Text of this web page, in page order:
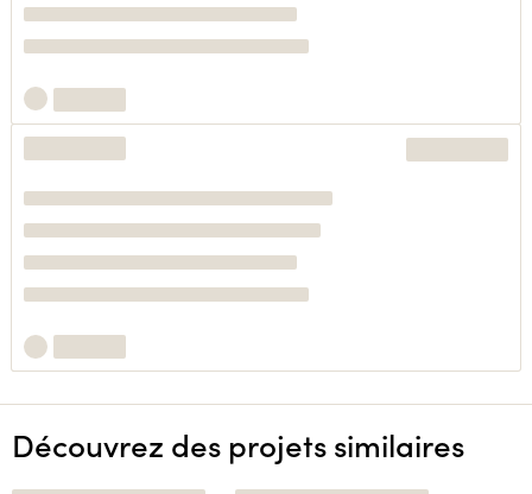
Découvrez des projets similaires